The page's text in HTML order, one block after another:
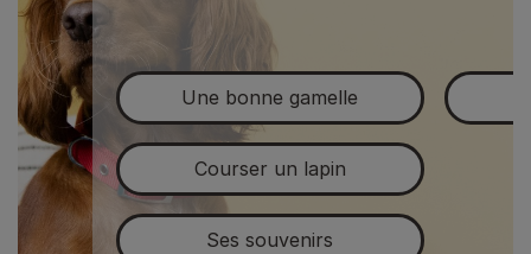
Une bonne gamelle
Courser un lapin
Ses souvenirs